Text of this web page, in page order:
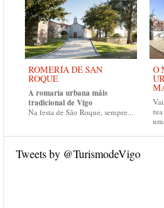
ROMERÍA DE SAN
ROQUE
A romaria urbana máis
tradicional de Vigo
Na festa de São Roque, sempre...
O
Tweets by @TurismodeVigo